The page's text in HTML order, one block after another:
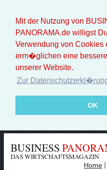
Mit der Nutzung von
PANORAMA.de willigst
Verwendung von Cookies
erm�glichen eine
unserer Website.
Zur
OK
BUSINESS
DAS WIRTSCHAFTSMAGAZIN
Home |